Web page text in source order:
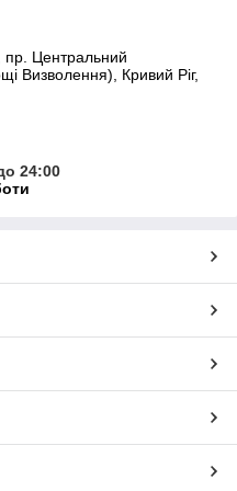
пр. Центральний
Визволення), Кривий Ріг,
24:00